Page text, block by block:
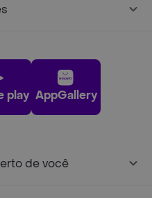
play AppGallery
de você